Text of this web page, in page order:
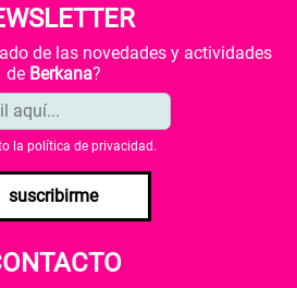
de las novedades y actividades
de Berkana?
la política de privacidad .
suscribirme